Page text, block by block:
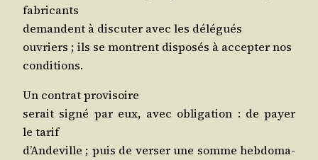
fabricants
demandent à dis­cu­ter avec les délégués
ouvriers ; ils se montrent dis­po­sés à accep­ter nos
conditions.
Un contrat provisoire
serait signé par eux, avec obli­ga­tion : de payer
le tarif
d’An­de­ville ; puis de ver­ser une somme heb­do­ma­